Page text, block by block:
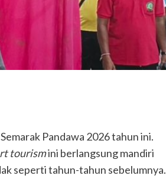
Pandawa 2026 tahun ini.
tourismini berlangsung mandiri
seperti tahun-tahun sebelumnya.